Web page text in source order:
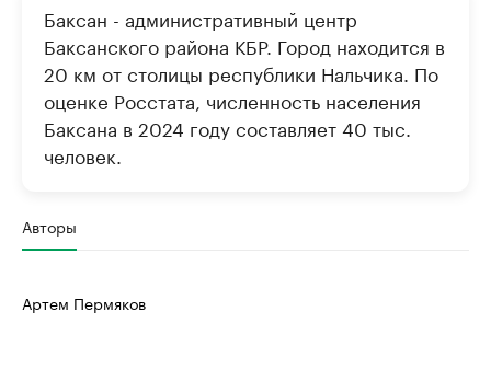
Баксан - административный центр
Баксанского района КБР. Город находится в
20 км от столицы республики Нальчика. По
оценке Росстата, численность населения
Баксана в 2024 году составляет 40 тыс.
человек.
Авторы
Артем Пермяков